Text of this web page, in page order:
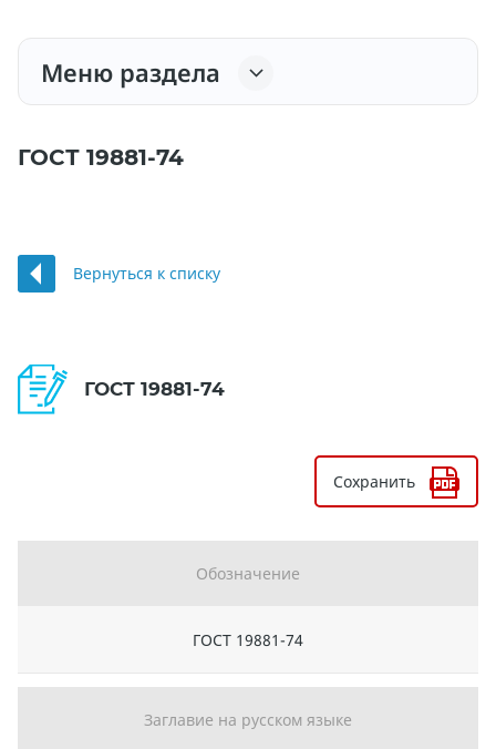
Меню раздела
ГОСТ 19881-74
Вернуться к списку
ГОСТ 19881-74
Сохранить
Обозначение
ГОСТ 19881-74
Заглавие на русском языке